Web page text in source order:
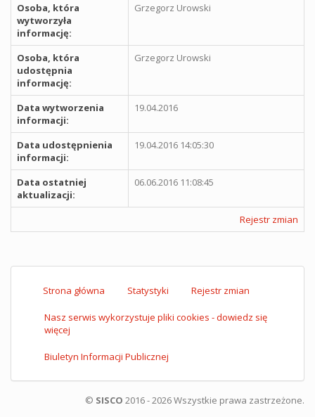
Osoba, która
wytworzyła
informację:
Grzegorz Urowski
Osoba, która
udostępnia
informację:
Grzegorz Urowski
Data wytworzenia
informacji:
19.04.2016
Data udostępnienia
informacji:
19.04.2016 14:05:30
Data ostatniej
aktualizacji:
06.06.2016 11:08:45
Rejestr zmian
Strona główna Statystyki Rejestr zmian
Nasz serwis wykorzystuje pliki cookies - dowiedz się
więcej
Biuletyn Informacji Publicznej
© SISCO 2016 - 2026 Wszystkie prawa zastrzeżone.